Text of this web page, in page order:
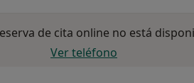
de cita online no está
Ver teléfono